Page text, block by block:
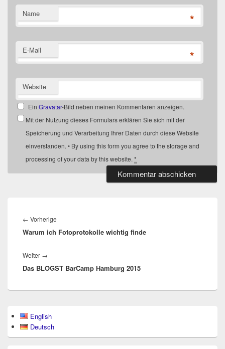
Name *
E-Mail *
Website
EinGravatar-Bild neben meinen Kommentaren anzeigen.
Mit der Nutzung dieses Formulars erklären Sie sich mit der
Speicherung und Verarbeitung Ihrer Daten durch diese Website
einverstanden. • By using this form you agree to the storage and
processing of your data by this website. *
← Vorherige
Beitrag:
Warum ich Fotoprotokolle wichtig finde
Weiter →
Beitrag:
Das BLOGST BarCamp Hamburg 2015
Seitenleisten-
Widgetbereich
English
Deutsch